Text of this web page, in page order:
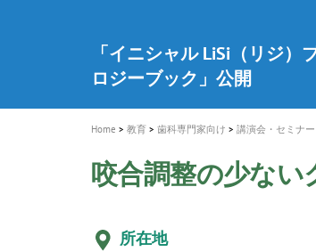
o
n
A healthy smile greatly
quality of life
新発売 エバーエックス フ
製品の詳細情報はこちら
「セラスマート テクノロ
開
「イニシャル LiSi（リジ）
ロジーブック」公開
歯を内部まで白くする
医療ホワイトニング ティオ
新製品 イオム ナゴミ for
専用サイトはこちら
新製品バキュクレーブ 118
製品の詳細情報はこちら
インプラント Aadva®
ショートインプラント新発売
GCグループ企業
Home 教育 歯科専門家向け 講演会・セミナー
咬合調整の少な
所在地